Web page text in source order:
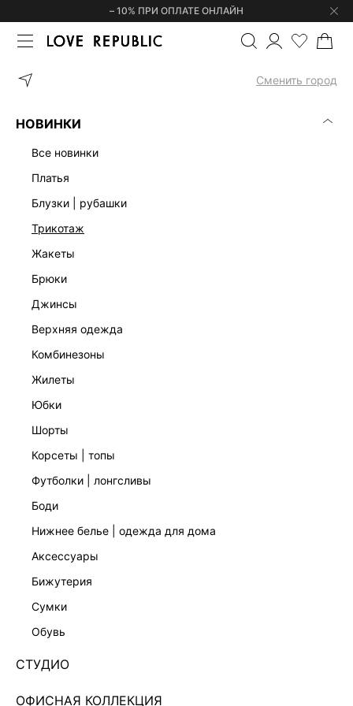
– 10% ПРИ ОПЛАТЕ ОНЛАЙН
Сменить город
НОВИНКИ
все новинки
платья
блузки | рубашки
трикотаж
жакеты
брюки
джинсы
верхняя одежда
комбинезоны
жилеты
юбки
шорты
корсеты | топы
футболки | лонгсливы
боди
нижнее белье | одежда для дома
аксессуары
бижутерия
сумки
обувь
СТУДИО
ОФИСНАЯ КОЛЛЕКЦИЯ
ГЛАВНАЯ БОДИ НА
Нет в наличии
ЦВЕТ:ЧЕРНЫЙ